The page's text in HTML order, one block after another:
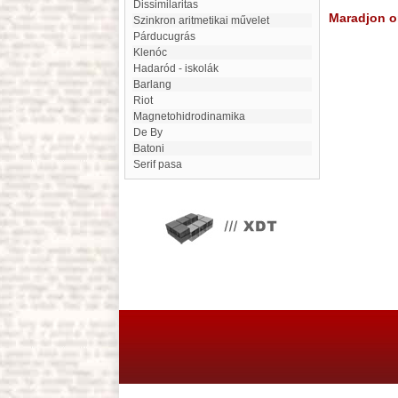
Dissimilaritas
szinkron aritmetikai művelet
Párducugrás
Klenóc
Hadaród - iskolák
barlang
Riot
magnetohidrodinamika
De By
Batoni
Serif pasa
Maradjon